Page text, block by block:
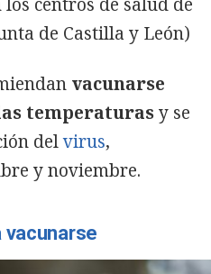
centros de salud de
de Castilla y León)
vacunarse
temperaturasy se
delvirus,
y noviembre.
vacunarse